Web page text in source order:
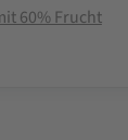
60% Frucht